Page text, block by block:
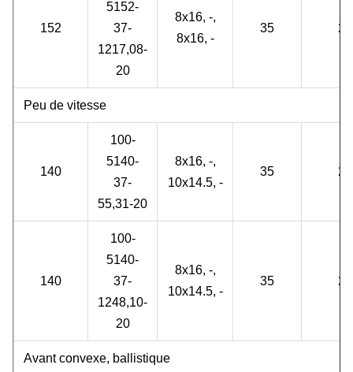
152
5152-
37-
1217,08-
20
8x16, -,
8x16, -
35 2
Peu de vitesse
140
100-
5140-
37-
55,31-20
8x16, -,
10x14.5, -
35 2
140
100-
5140-
37-
1248,10-
20
8x16, -,
10x14.5, -
35 2
Avant convexe, ballistique